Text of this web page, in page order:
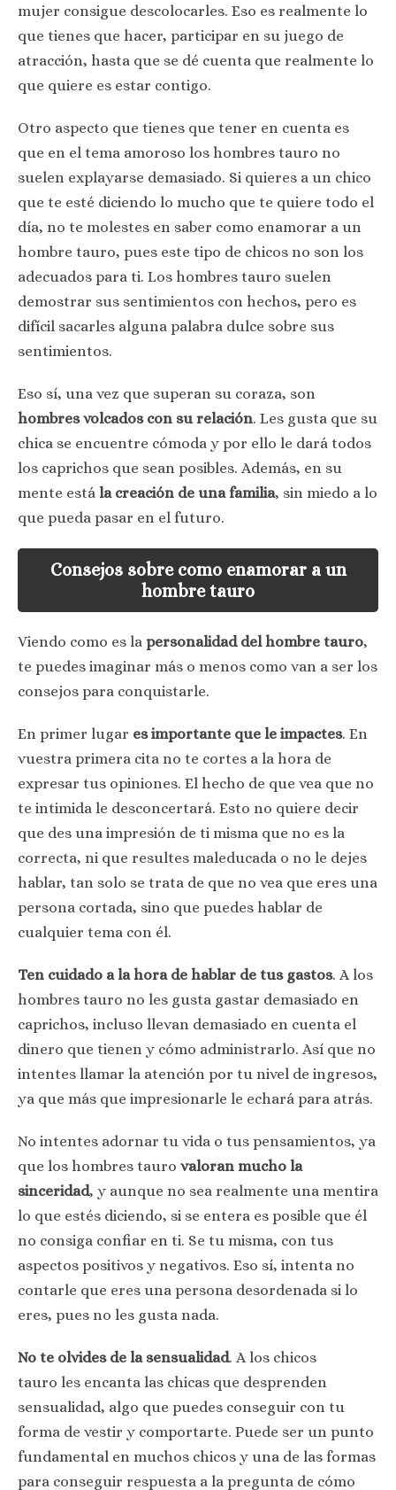
mujer consigue descolocarles. Eso es realmente lo
que tienes que hacer, participar en su juego de
atracción, hasta que se dé cuenta que realmente lo
que quiere es estar contigo.
Otro aspecto que tienes que tener en cuenta es
que en el tema amoroso los hombres tauro no
suelen explayarse demasiado. Si quieres a un chico
que te esté diciendo lo mucho que te quiere todo el
día, no te molestes en saber como enamorar a un
hombre tauro, pues este tipo de chicos no son los
adecuados para ti. Los hombres tauro suelen
demostrar sus sentimientos con hechos, pero es
difícil sacarles alguna palabra dulce sobre sus
sentimientos.
Eso sí, una vez que superan su coraza, son
hombres volcados con su relación. Les gusta que su
chica se encuentre cómoda y por ello le dará todos
los caprichos que sean posibles. Además, en su
mente está la creación de una familia, sin miedo a lo
que pueda pasar en el futuro.
Consejos sobre como enamorar a un
hombre tauro
Viendo como es la personalidad del hombre tauro,
te puedes imaginar más o menos como van a ser los
consejos para conquistarle.
En primer lugar es importante que le impactes. En
vuestra primera cita no te cortes a la hora de
expresar tus opiniones. El hecho de que vea que no
te intimida le desconcertará. Esto no quiere decir
que des una impresión de ti misma que no es la
correcta, ni que resultes maleducada o no le dejes
hablar, tan solo se trata de que no vea que eres una
persona cortada, sino que puedes hablar de
cualquier tema con él.
Ten cuidado a la hora de hablar de tus gastos. A los
hombres tauro no les gusta gastar demasiado en
caprichos, incluso llevan demasiado en cuenta el
dinero que tienen y cómo administrarlo. Así que no
intentes llamar la atención por tu nivel de ingresos,
ya que más que impresionarle le echará para atrás.
No intentes adornar tu vida o tus pensamientos, ya
que los hombres tauro valoran mucho la
sinceridad, y aunque no sea realmente una mentira
lo que estés diciendo, si se entera es posible que él
no consiga confiar en ti. Se tu misma, con tus
aspectos positivos y negativos. Eso sí, intenta no
contarle que eres una persona desordenada si lo
eres, pues no les gusta nada.
No te olvides de la sensualidad. A los chicos
tauro les encanta las chicas que desprenden
sensualidad, algo que puedes conseguir con tu
forma de vestir y comportarte. Puede ser un punto
fundamental en muchos chicos y una de las formas
para conseguir respuesta a la pregunta de cómo